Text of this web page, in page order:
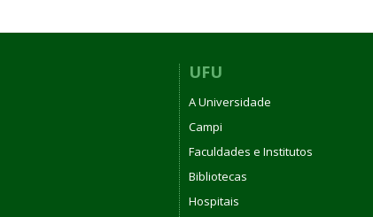
UFU
A Universidade
Campi
Faculdades e Institutos
Bibliotecas
Hospitais